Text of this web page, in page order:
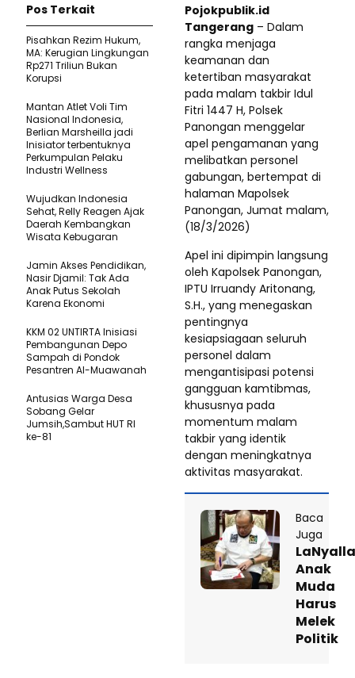
Pojokpublik.id
Tangerang – Dalam
rangka menjaga
keamanan dan
ketertiban masyarakat
pada malam takbir Idul
Fitri 1447 H, Polsek
Panongan menggelar
apel pengamanan yang
melibatkan personel
gabungan, bertempat di
halaman Mapolsek
Panongan, Jumat malam,
(18/3/2026)
Apel ini dipimpin langsung
oleh Kapolsek Panongan,
IPTU Irruandy Aritonang,
S.H., yang menegaskan
pentingnya
kesiapsiagaan seluruh
personel dalam
mengantisipasi potensi
gangguan kamtibmas,
khususnya pada
momentum malam
takbir yang identik
dengan meningkatnya
aktivitas masyarakat.
Baca
Juga
Anak
Muda
Harus
Melek
Politik
Pos Terkait
Pisahkan Rezim Hukum,
MA: Kerugian Lingkungan
Rp271 Triliun Bukan
Korupsi
Mantan Atlet Voli Tim
Nasional Indonesia,
Berlian Marsheilla jadi
Inisiator terbentuknya
Perkumpulan Pelaku
Industri Wellness
Wujudkan Indonesia
Sehat, Relly Reagen Ajak
Daerah Kembangkan
Wisata Kebugaran
Jamin Akses Pendidikan,
Nasir Djamil: Tak Ada
Anak Putus Sekolah
Karena Ekonomi
KKM 02 UNTIRTA Inisiasi
Pembangunan Depo
Sampah di Pondok
Pesantren Al-Muawanah
Antusias Warga Desa
Sobang Gelar
Jumsih,Sambut HUT RI
ke-81